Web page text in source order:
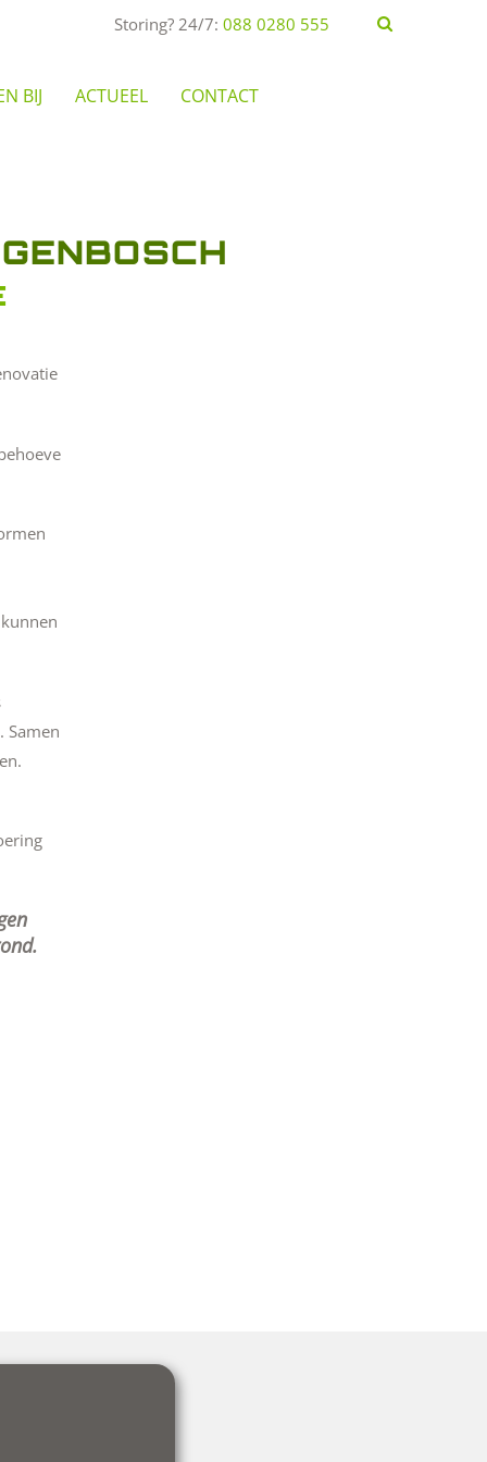
Storing? 24/7: 088 0280 555
BIJ ACTUEEL CONTACT
Samen